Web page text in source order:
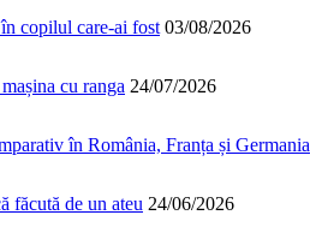
copilul care-ai fost 03/08/2026
cu ranga 24/07/2026
în România, Franța și Germania
făcută de un ateu 24/06/2026